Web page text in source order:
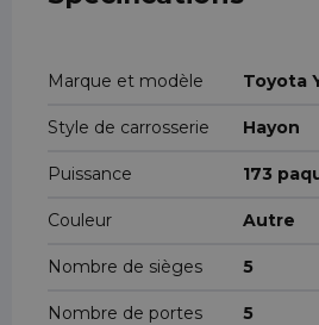
Marque et modèle Toyota
Style de carrosserie Hayon
Puissance 173
Couleur Autre
Nombre de sièges 5
Nombre de portes 5